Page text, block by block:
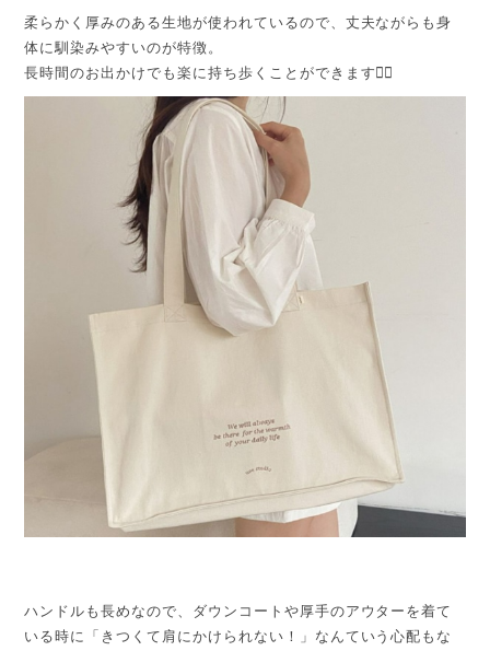
柔らかく厚みのある生地が使われているので、丈夫ながらも身
体に馴染みやすいのが特徴。
長時間のお出かけでも楽に持ち歩くことができます🚶‍♀️
ハンドルも長めなので、ダウンコートや厚手のアウターを着て
いる時に「きつくて肩にかけられない！」なんていう心配もな